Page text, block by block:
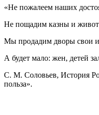
«Не пожалеем наших
Не пощадим казны и
Мы продадим дворы свои
А будет мало: жен, детей
С. М. Соловьев, История
польза».